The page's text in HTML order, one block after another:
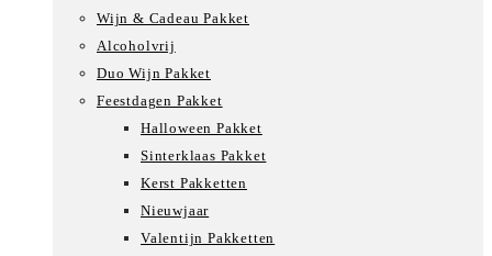
Wijn & Cadeau Pakket
Alcoholvrij
Duo Wijn Pakket
Feestdagen Pakket
Halloween Pakket
Sinterklaas Pakket
Kerst Pakketten
Nieuwjaar
Valentijn Pakketten